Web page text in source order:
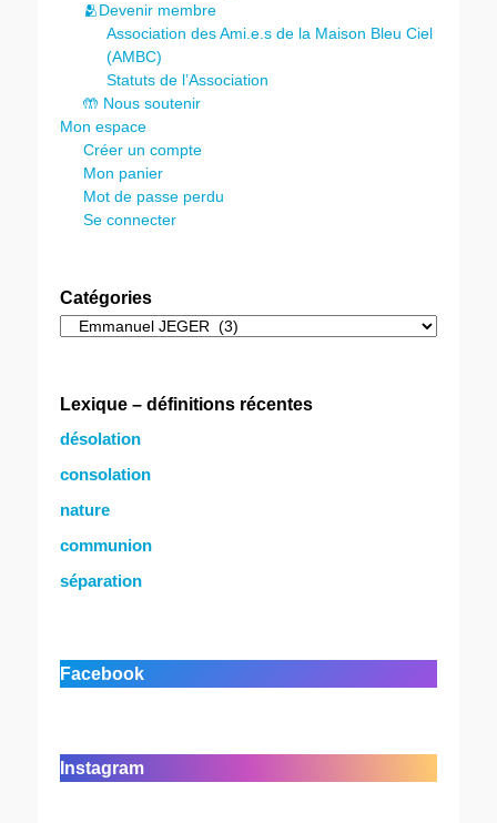
🫂Devenir membre
Association des Ami.e.s de la Maison Bleu Ciel
(AMBC)
Statuts de l’Association
🤲 Nous soutenir
Mon espace
Créer un compte
Mon panier
Mot de passe perdu
Se connecter
Catégories
Catégories
Lexique – définitions récentes
désolation
consolation
nature
communion
séparation
Facebook
Instagram